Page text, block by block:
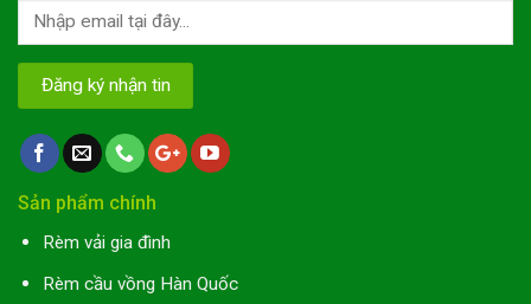
Sản phẩm chính
Rèm vải gia đình
Rèm cầu vồng Hàn Quốc